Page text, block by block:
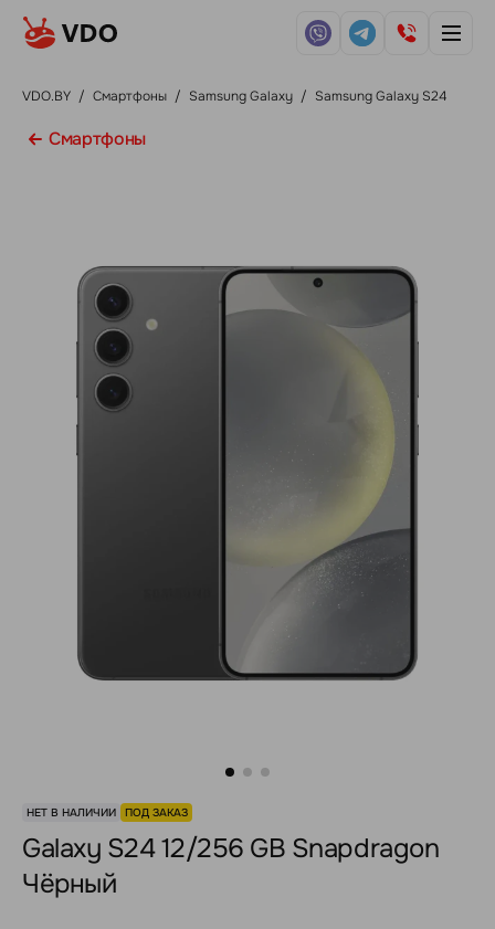
VDO.BY / Смартфоны / Samsung Galaxy / Samsung Galaxy S24
Смартфоны
НЕТ В НАЛИЧИИ ПОД ЗАКАЗ
Galaxy S24 12/256 GB Snapdragon
Чёрный